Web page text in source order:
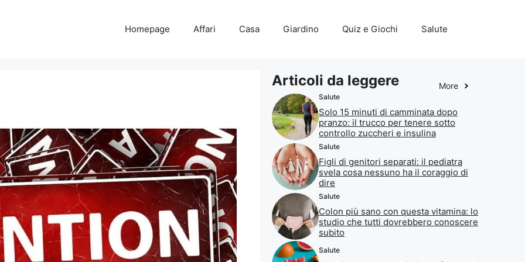
Homepage Affari Casa Giardino Quiz e Giochi Salute
Articoli da leggere More
Salute
Solo 15 minuti di camminata dopo
pranzo: il trucco per tenere sotto
controllo zuccheri e insulina
Salute
Figli di genitori separati: il pediatra
svela cosa nessuno ha il coraggio di
dire
Salute
Colon più sano con questa vitamina: lo
studio che tutti dovrebbero conoscere
subito
Salute